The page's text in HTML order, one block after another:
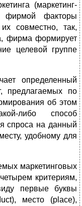
(маркетинг-
фирмой факторы
совместно, так,
фирма формирует
целевой группе
определенный
предлагаемых по
об этом
либо способ
спроса на данный
удобному для
маркетинговых
критериям,
первые буквы
место (place),